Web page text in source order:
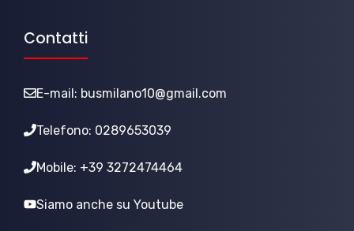
Contatti
E-mail: busmilano10@gmail.com
Telefono: 0289653039
Mobile: +39 3272474464
Siamo anche su Youtube